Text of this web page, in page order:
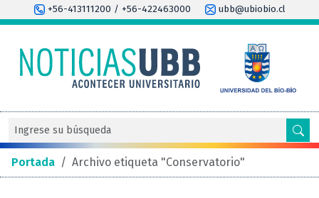
+56-413111200 / +56-422463000 ubb@ubiobio.cl
Portada / Archivo etiqueta "Conservatorio"